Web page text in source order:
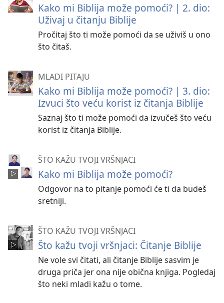
Kako mi Biblija može pomoći? | 2. dio:
Uživaj u čitanju Biblije
Pročitaj što ti može pomoći da se uživiš u ono
što čitaš.
MLADI PITAJU
Kako mi Biblija može pomoći? | 3. dio:
Izvuci što veću korist iz čitanja Biblije
Saznaj što ti može pomoći da izvučeš što veću
korist iz čitanja Biblije.
ŠTO KAŽU TVOJI VRŠNJACI
Kako mi Biblija može pomoći?
Odgovor na to pitanje pomoći će ti da budeš
sretniji.
ŠTO KAŽU TVOJI VRŠNJACI
Što kažu tvoji vršnjaci: Čitanje Biblije
Ne vole svi čitati, ali čitanje Biblije sasvim je
druga priča jer ona nije obična knjiga. Pogledaj
što neki mladi kažu o tome.